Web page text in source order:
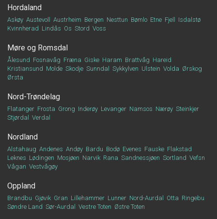
Hordaland
Askøy Austevoll Austrheim Bergen Nesttun Bømlo Etne Fjell
Isdalstø
Kvinnherad Lindås Os Stord Voss
Møre og Romsdal
Ålesund Fosnavåg Fræna Giske Haram Brattvåg Hareid
Kristiansund Molde Skodje Sunndal Sykkylven Ulstein Volda Ørskog
Ørsta
Nord-Trøndelag
Flatanger Frosta Grong Inderøy Levanger Namsos Nærøy Steinkjer
Stjørdal
Verdal
Nordland
Alstahaug Andenes Andøy Bardu Bodø Evenes Fauske Flakstad
Leknes Lødingen Mosjøen Narvik Rana Sandnessjøen Sortland Vefsn
Vågan Vestvågøy
Oppland
Brandbu Gjøvik Gran Lillehammer Lunner Nord-Aurdal Otta Ringebu
Søndre Land Sør-Aurdal Vestre Toten Østre Toten